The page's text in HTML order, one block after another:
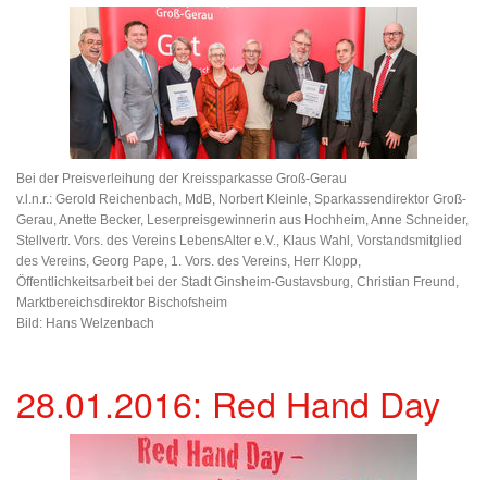
Bei der Preisverleihung der Kreissparkasse Groß-Gerau
v.l.n.r.: Gerold Reichenbach, MdB, Norbert Kleinle, Sparkassendirektor Groß-
Gerau, Anette Becker, Leserpreisgewinnerin aus Hochheim, Anne Schneider,
Stellvertr. Vors. des Vereins LebensAlter e.V., Klaus Wahl, Vorstandsmitglied
des Vereins, Georg Pape, 1. Vors. des Vereins, Herr Klopp,
Öffentlichkeitsarbeit bei der Stadt Ginsheim-Gustavsburg, Christian Freund,
Marktbereichsdirektor Bischofsheim
Bild: Hans Welzenbach
28.01.2016: Red Hand Day